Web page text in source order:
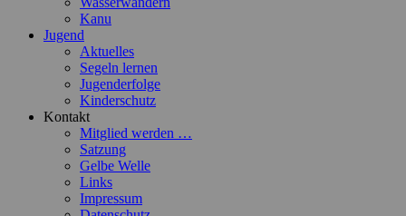
Kanu
Jugend
Aktuelles
Segeln lernen
Jugenderfolge
Kinderschutz
Kontakt
Mitglied werden …
Satzung
Gelbe Welle
Links
Impressum